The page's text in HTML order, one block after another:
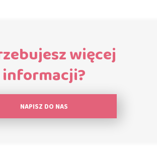
więcej
informacji?
NAPISZ DO NAS